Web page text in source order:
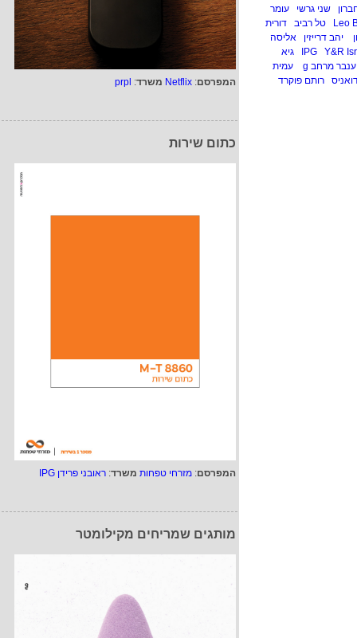
המפרסם:
Netflix משרד:
prpl
כתום שירות
המפרסם: מזרחי טפחות משרד: ראובני פרידן IPG
מותגים שמריחים מקילומטר
שני גרשי
עומר
טל רביב
דורית
יהב דרייזין
אליסה
Y&R
גיא
ענבר מרחב g
עמית
רותם פוקרד